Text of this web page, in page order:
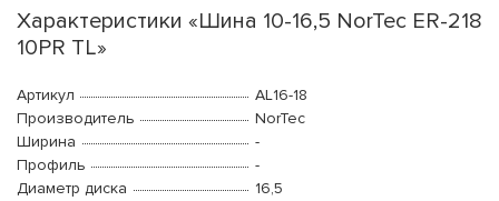
Характеристики «Шина 10-16,5 NorTec ER-218
10PR TL»
Артикул
AL16-18
Производитель
NorTec
Ширина
-
Профиль
-
Диаметр диска
16,5